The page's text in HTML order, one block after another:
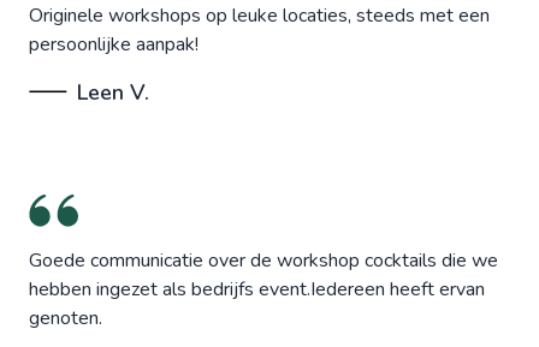
Originele workshops op leuke locaties, steeds met een
persoonlijke aanpak!
Leen V.
Goede communicatie over de workshop cocktails die we
hebben ingezet als bedrijfs event.Iedereen heeft ervan
genoten.